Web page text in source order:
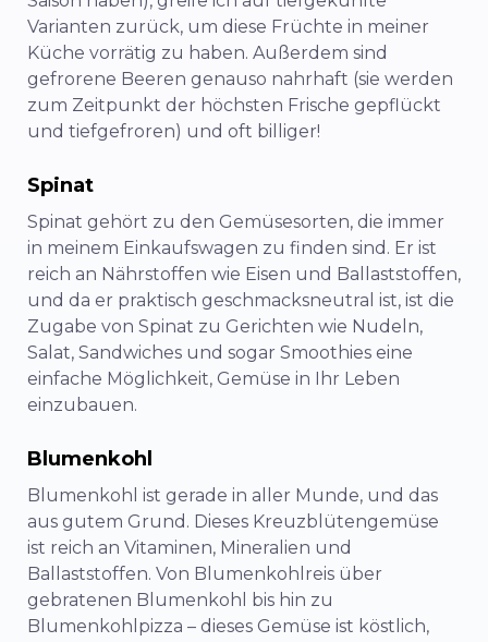
Varianten zurück, um diese Früchte in meiner
Küche vorrätig zu haben. Außerdem sind
gefrorene Beeren genauso nahrhaft (sie werden
zum Zeitpunkt der höchsten Frische gepflückt
und tiefgefroren) und oft billiger!
Spinat
Spinat gehört zu den Gemüsesorten, die immer
in meinem Einkaufswagen zu finden sind. Er ist
reich an Nährstoffen wie Eisen und Ballaststoffen,
und da er praktisch geschmacksneutral ist, ist die
Zugabe von Spinat zu Gerichten wie Nudeln,
Salat, Sandwiches und sogar Smoothies eine
einfache Möglichkeit, Gemüse in Ihr Leben
einzubauen.
Blumenkohl
Blumenkohl ist gerade in aller Munde, und das
aus gutem Grund. Dieses Kreuzblütengemüse
ist reich an Vitaminen, Mineralien und
Ballaststoffen. Von Blumenkohlreis über
gebratenen Blumenkohl bis hin zu
Blumenkohlpizza – dieses Gemüse ist köstlich,